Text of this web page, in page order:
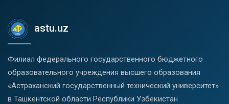
astu.uz
Филиал федерального государственного бюджетного
образовательного учреждения высшего образования
«Астраханский государственный технический университет»
в Ташкентской области Республики Узбекистан